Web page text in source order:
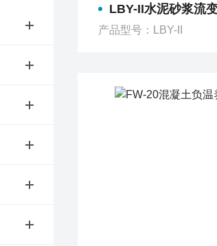
LBY-II水泥砂浆流
产品型号：LBY-II